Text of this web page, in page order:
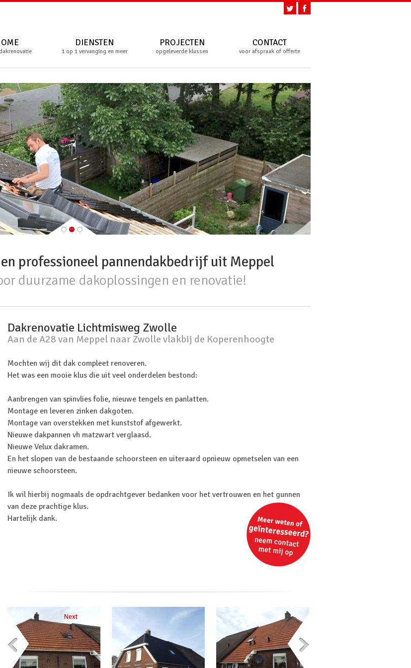
DIENSTEN
1 op 1 vervanging en meer
PROJECTEN
opgeleverde klussen
CONTACT
voor afspraak of offerte
professioneel pannendakbedrijf uit Meppel
duurzame dakoplossingen en renovatie!
Dakrenovatie Lichtmisweg Zwolle
Aan de A28 van Meppel naar Zwolle vlakbij de Koperenhoogte
Mochten wij dit dak compleet renoveren.
Het was een mooie klus die uit veel onderdelen bestond:
Aanbrengen van spinvlies folie, nieuwe tengels en panlatten.
Montage en leveren zinken dakgoten.
Montage van overstekken met kunststof afgewerkt.
Nieuwe dakpannen vh matzwart verglaasd.
Nieuwe Velux dakramen.
En het slopen van de bestaande schoorsteen en uiteraard opnieuw opmetselen van een
nieuwe schoorsteen.
Ik wil hierbij nogmaals de opdrachtgever bedanken voor het vertrouwen en het gunnen
van deze prachtige klus.
Hartelijk dank.
Next